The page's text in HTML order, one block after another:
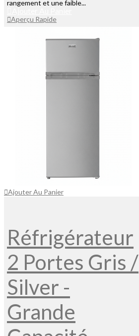
rangement et une faible...
Aperçu Rapide
Ajouter Au Panier
Réfrigérateur
2 Portes Gris /
Silver -
Grande